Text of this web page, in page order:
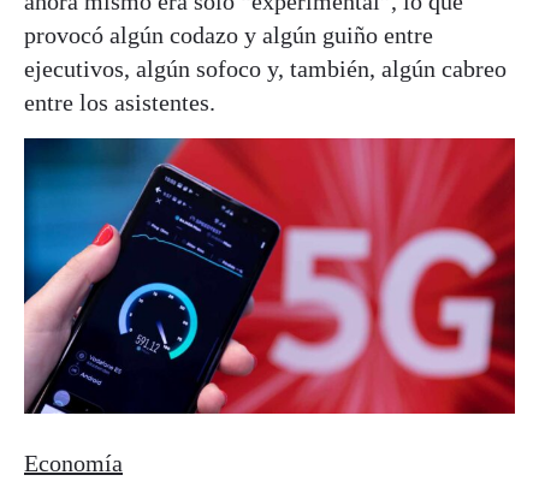
provocó algún codazo y algún guiño entre
ejecutivos, algún sofoco y, también, algún cabreo
entre los asistentes.
Economía